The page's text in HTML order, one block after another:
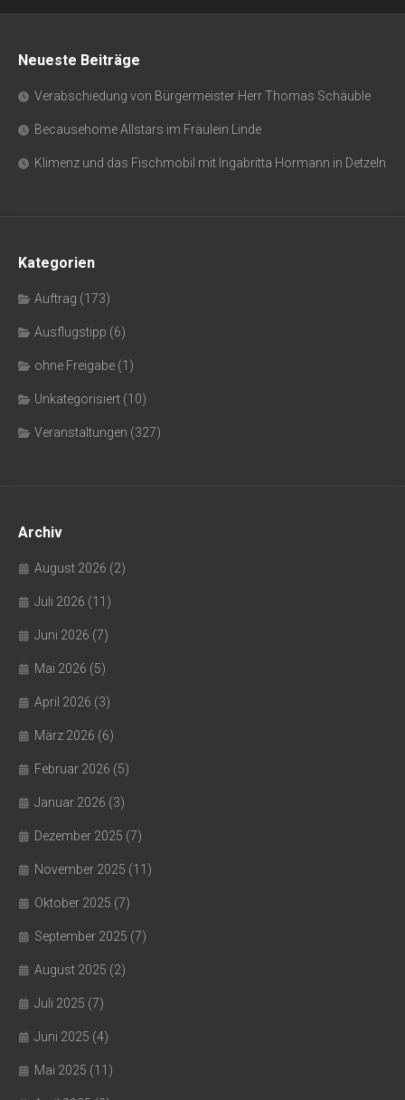
Neueste Beiträge
Verabschiedung von Bürgermeister Herr Thomas Schäuble
Becausehome Allstars im Fräulein Linde
Klimenz und das Fischmobil mit Ingabritta Hormann in Detzeln
Kategorien
Auftrag (173)
Ausflugstipp (6)
ohne Freigabe (1)
Unkategorisiert (10)
Veranstaltungen (327)
Archiv
August 2026 (2)
Juli 2026 (11)
Juni 2026 (7)
Mai 2026 (5)
April 2026 (3)
März 2026 (6)
Februar 2026 (5)
Januar 2026 (3)
Dezember 2025 (7)
November 2025 (11)
Oktober 2025 (7)
September 2025 (7)
August 2025 (2)
Juli 2025 (7)
Juni 2025 (4)
Mai 2025 (11)